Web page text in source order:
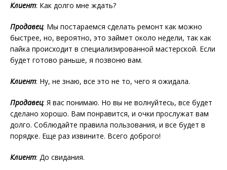
Клиент: Как долго мне ждать?
Продавец: Мы постараемся сделать ремонт как можно
быстрее, но, вероятно, это займет около недели, так как
пайка происходит в специализированной мастерской. Если
будет готово раньше, я позвоню вам.
Клиент: Ну, не знаю, все это не то, чего я ожидала.
Продавец: Я вас понимаю. Но вы не волнуйтесь, все будет
сделано хорошо. Вам понравится, и очки прослужат вам
долго. Соблюдайте правила пользования, и все будет в
порядке. Еще раз извините. Всего доброго!
Клиент: До свидания.